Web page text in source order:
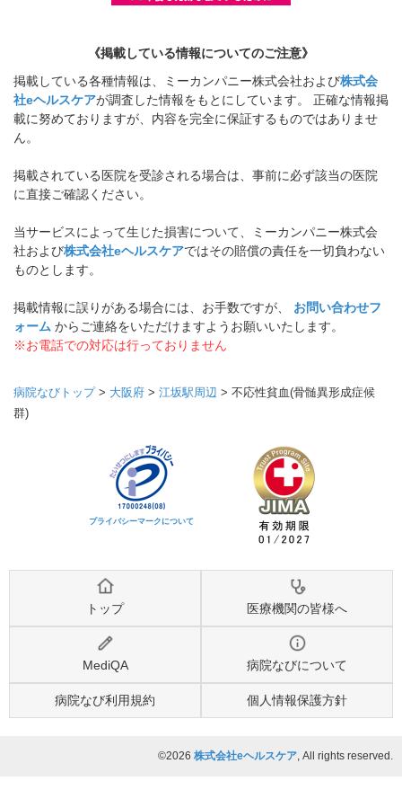
《掲載している情報についてのご注意》
掲載している各種情報は、ミーカンパニー株式会社および株式会
社eヘルスケアが調査した情報をもとにしています。 正確な情報掲
載に努めておりますが、内容を完全に保証するものではありませ
ん。
掲載されている医院を受診される場合は、事前に必ず該当の医院
に直接ご確認ください。
当サービスによって生じた損害について、ミーカンパニー株式会
社および株式会社eヘルスケアではその賠償の責任を一切負わない
ものとします。
掲載情報に誤りがある場合には、お手数ですが、 お問い合わせフ
ォーム からご連絡をいただけますようお願いいたします。
※お電話での対応は行っておりません
病院なびトップ> 大阪府 > 江坂駅周辺 > 不応性貧血(骨髄異形成症候
群)
プライバシーマークについて
トップ 医療機関の皆様へ
MediQA 病院なびについて
病院なび利用規約 個人情報保護方針
©2026 株式会社eヘルスケア, All rights reserved.